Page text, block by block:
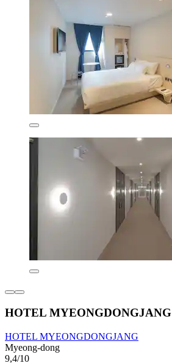
HOTEL MYEONGDONGJANG
HOTEL MYEONGDONGJANG
Myeong-dong
9,4/10